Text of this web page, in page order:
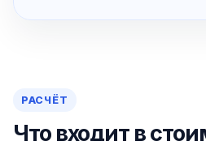
РАСЧЁТ
Что входит в